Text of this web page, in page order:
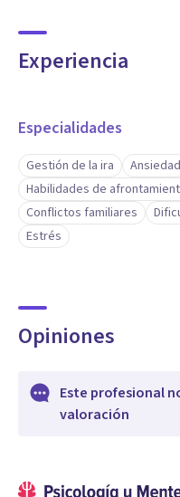
Experiencia
Especialidades
Gestión de la ira Ansiedad
Habilidades de
Conflictos familiares
Estrés
Opiniones
Este profesional
valoración